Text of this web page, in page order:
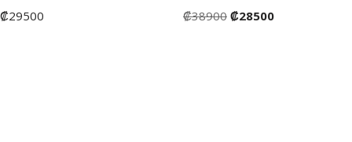
₡29500 ₡38900 ₡28500